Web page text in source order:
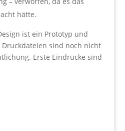
hätte.
ist ein Prototyp und
sind noch nicht
Erste Eindrücke sind